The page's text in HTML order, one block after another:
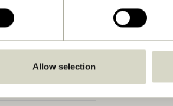
Allow selection
Anleitung ansehen